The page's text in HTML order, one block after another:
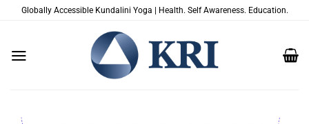
PasserGlobally Accessible Kundalini Yoga | Health. Self Awareness. Education.